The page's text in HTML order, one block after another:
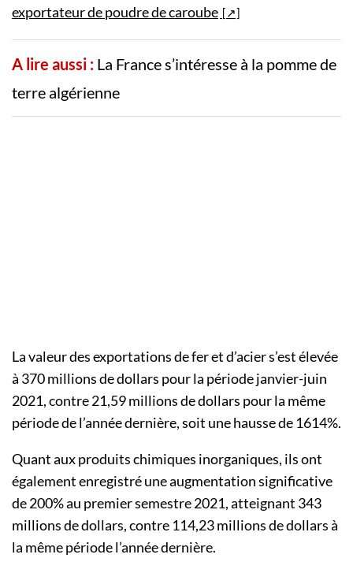
exportateur de poudre de caroube
A lire aussi : La France s’intéresse à la pomme de
terre algérienne
La valeur des exportations de fer et d’acier s’est élevée
à 370 millions de dollars pour la période janvier-juin
2021, contre 21,59 millions de dollars pour la même
période de l’année dernière, soit une hausse de 1614%.
Quant aux produits chimiques inorganiques, ils ont
également enregistré une augmentation significative
de 200% au premier semestre 2021, atteignant 343
millions de dollars, contre 114,23 millions de dollars à
la même période l’année dernière.